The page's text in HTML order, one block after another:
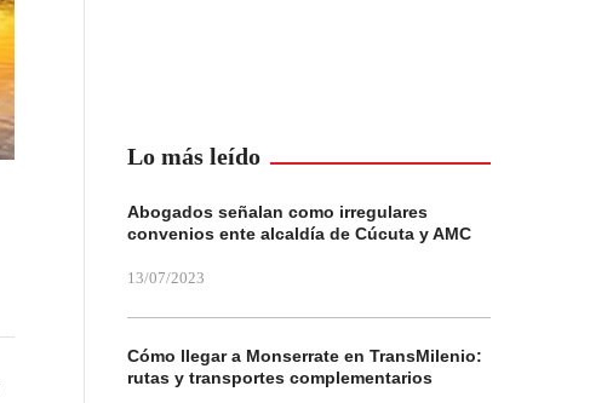
Lo más leído
Abogados señalan como irregulares
convenios ente alcaldía de Cúcuta y AMC
13/07/2023
Cómo llegar a Monserrate en TransMilenio:
rutas y transportes complementarios